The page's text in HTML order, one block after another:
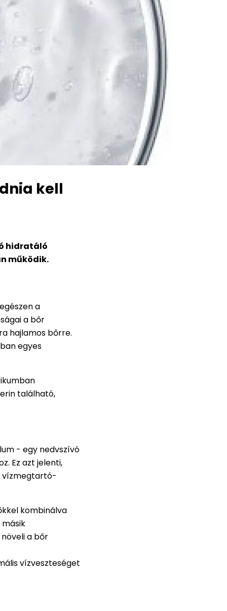
kell
hidratáló
működik.
a
a bőr
hajlamos bőrre.
egyes
található,
- egy nedvszívó
Ez azt jelenti,
vízmegtartó-
kombinálva
a bőr
vízveszteséget